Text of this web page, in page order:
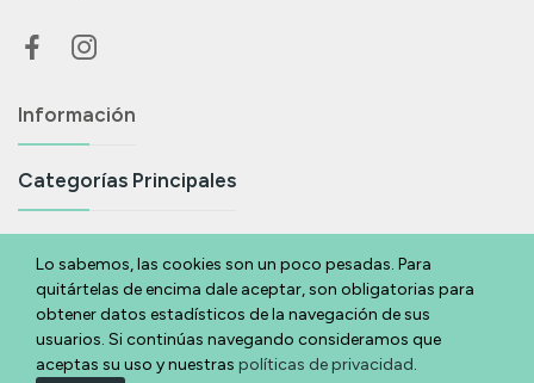
Información
Categorías Principales
Suscríbete A Nuestra Newsletter
Si eres acabas de llegar y quieres estar al día de todas nuestras
novedades y ofertas déjanos tu email y te lo contamos.
Lo sabemos, las cookies son un poco pesadas. Para
quitártelas de encima dale aceptar, son obligatorias para
obtener datos estadísticos de la navegación de sus
usuarios. Si continúas navegando consideramos que
aceptas su uso y nuestras políticas de privacidad.